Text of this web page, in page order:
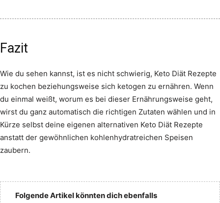
Fazit
Wie du sehen kannst, ist es nicht schwierig, Keto Diät Rezepte
zu kochen beziehungsweise sich ketogen zu ernähren. Wenn
du einmal weißt, worum es bei dieser Ernährungsweise geht,
wirst du ganz automatisch die richtigen Zutaten wählen und in
Kürze selbst deine eigenen alternativen Keto Diät Rezepte
anstatt der gewöhnlichen kohlenhydratreichen Speisen
zaubern.
Folgende Artikel könnten dich ebenfalls